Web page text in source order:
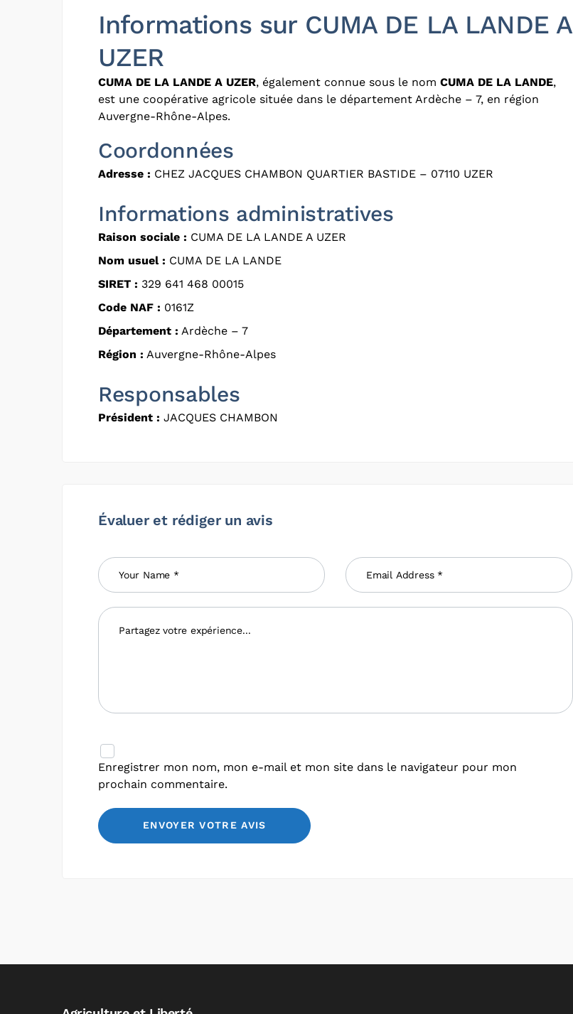
Informations sur CUMA DE LA LANDE A
UZER
CUMA DE LA LANDE A UZER, également connue sous le nom CUMA DE LA LANDE,
est une coopérative agricole située dans le département Ardèche – 7, en région
Auvergne-Rhône-Alpes.
Coordonnées
Adresse : CHEZ JACQUES CHAMBON QUARTIER BASTIDE – 07110 UZER
Informations administratives
Raison sociale : CUMA DE LA LANDE A UZER
Nom usuel : CUMA DE LA LANDE
SIRET : 329 641 468 00015
Code NAF : 0161Z
Département : Ardèche – 7
Région : Auvergne-Rhône-Alpes
Responsables
Président : JACQUES CHAMBON
Évaluer et rédiger un avis
Enregistrer mon nom, mon e-mail et mon site dans le navigateur pour mon
prochain commentaire.